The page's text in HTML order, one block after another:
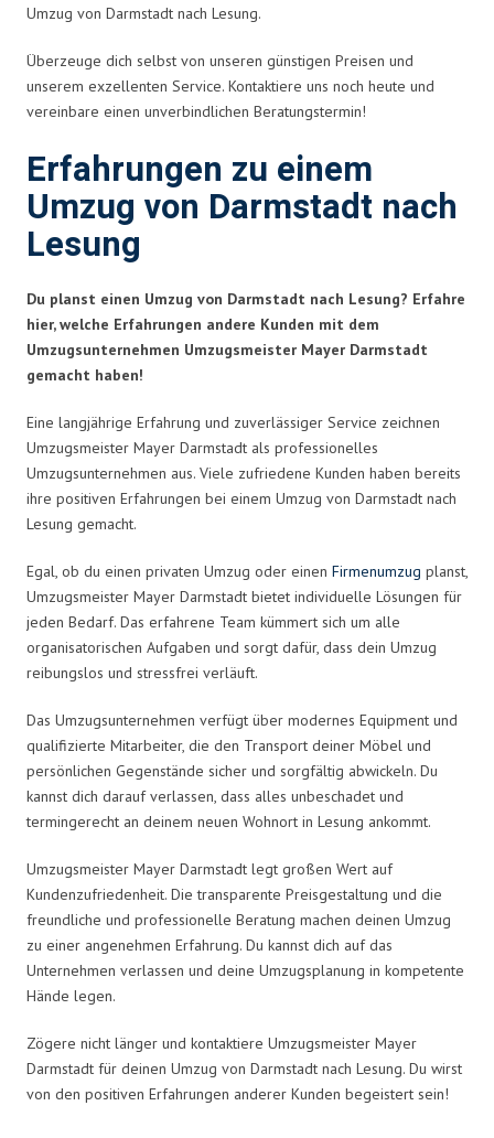
Umzug von Darmstadt nach Lesung.
Überzeuge dich selbst von unseren günstigen Preisen und
unserem exzellenten Service. Kontaktiere uns noch heute und
vereinbare einen unverbindlichen Beratungstermin!
Erfahrungen zu einem
Umzug von Darmstadt nach
Lesung
Du planst einen Umzug von Darmstadt nach Lesung? Erfahre
hier, welche Erfahrungen andere Kunden mit dem
Umzugsunternehmen Umzugsmeister Mayer Darmstadt
gemacht haben!
Eine langjährige Erfahrung und zuverlässiger Service zeichnen
Umzugsmeister Mayer Darmstadt als professionelles
Umzugsunternehmen aus. Viele zufriedene Kunden haben bereits
ihre positiven Erfahrungen bei einem Umzug von Darmstadt nach
Lesung gemacht.
Egal, ob du einen privaten Umzug oder einen Firmenumzug planst,
Umzugsmeister Mayer Darmstadt bietet individuelle Lösungen für
jeden Bedarf. Das erfahrene Team kümmert sich um alle
organisatorischen Aufgaben und sorgt dafür, dass dein Umzug
reibungslos und stressfrei verläuft.
Das Umzugsunternehmen verfügt über modernes Equipment und
qualifizierte Mitarbeiter, die den Transport deiner Möbel und
persönlichen Gegenstände sicher und sorgfältig abwickeln. Du
kannst dich darauf verlassen, dass alles unbeschadet und
termingerecht an deinem neuen Wohnort in Lesung ankommt.
Umzugsmeister Mayer Darmstadt legt großen Wert auf
Kundenzufriedenheit. Die transparente Preisgestaltung und die
freundliche und professionelle Beratung machen deinen Umzug
zu einer angenehmen Erfahrung. Du kannst dich auf das
Unternehmen verlassen und deine Umzugsplanung in kompetente
Hände legen.
Zögere nicht länger und kontaktiere Umzugsmeister Mayer
Darmstadt für deinen Umzug von Darmstadt nach Lesung. Du wirst
von den positiven Erfahrungen anderer Kunden begeistert sein!